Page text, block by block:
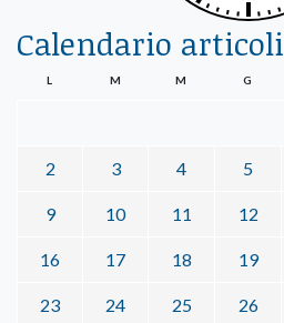
Calendario articoli
L M M G
2 3 4 5
9 10 11 12
16 17 18 19
23 24 25 26